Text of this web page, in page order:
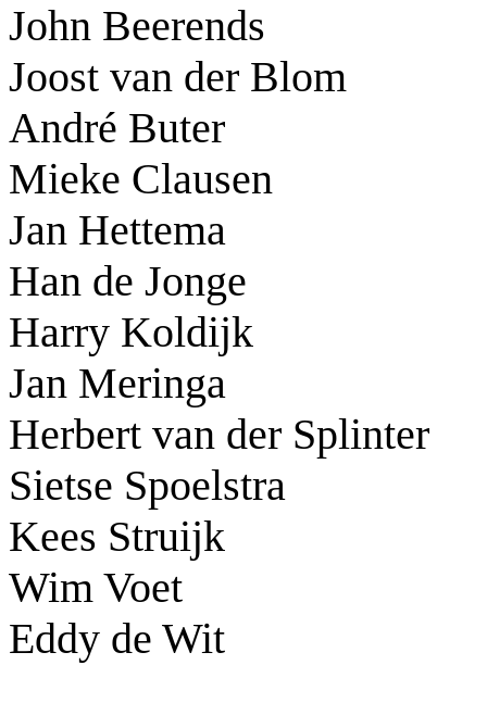
John Beerends
Joost van der Blom
André Buter
Mieke Clausen
Jan Hettema
Han de Jonge
Harry Koldijk
Jan Meringa
Herbert van der Splinter
Sietse Spoelstra
Kees Struijk
Wim Voet
Eddy de Wit